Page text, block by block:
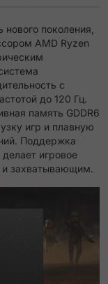
поколения,
AMD Ryzen
с
до 120 Гц.
память GDDR6
игр и плавную
Поддержка
игровое
и захватывающим.